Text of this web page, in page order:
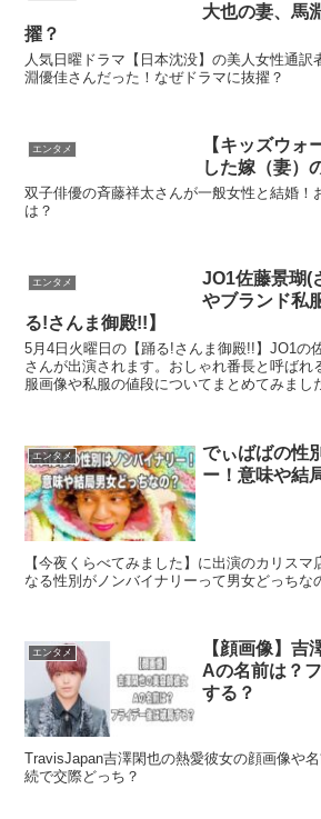
大也の妻、馬
擢？
人気日曜ドラマ【日本沈没】の美人女性通訳
淵優佳さんだった！なぜドラマに抜擢？
エンタメ
【キッズウォ
した嫁（妻）
双子俳優の斉藤祥太さんが一般女性と結婚！
は？
エンタメ
JO1佐藤景瑚(
やブランド私
る!さんま御殿!!】
5月4日火曜日の【踊る!さんま御殿!!】JO1の
さんが出演されます。おしゃれ番長と呼ばれ
服画像や私服の値段についてまとめてみまし
エンタメ
でぃばばの性
ー！意味や結
【今夜くらべてみました】に出演のカリスマ
なる性別がノンバイナリーって男女どっちな
エンタメ
【顔画像】吉
Aの名前は？
する？
TravisJapan吉澤閑也の熱愛彼女の顔画像や
続で交際どっち？